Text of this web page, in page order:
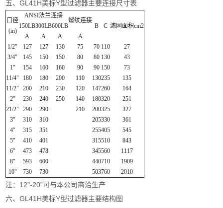
五、GL41H美标Y型过滤器主要连接尺寸表
口径
(in)
ANSI法兰连接
螺纹连接
B C 滤网面积cm2
150LB300LB600LB
A
A A
A
1/2"
127 127 130 75 70 110
27
3/4"
145 150 150 80 80 130
43
1"
154 160 160 90 90 150
73
11/4"
180 180 200 110 130235
135
11/2"
200 210 230 120 147260
164
2"
230 240 250 140 180320
251
21/2"
290 290 210 200325
327
3"
310 310 205330
361
4"
315 351 255405
545
5"
410 401 315510
843
6"
473 478 345560
1117
8"
593 600 440710
1909
10"
730 730 503760 2010
注：12"-20"可与本公司商洽生产
六、GL41H美标Y型过滤器主要结构图